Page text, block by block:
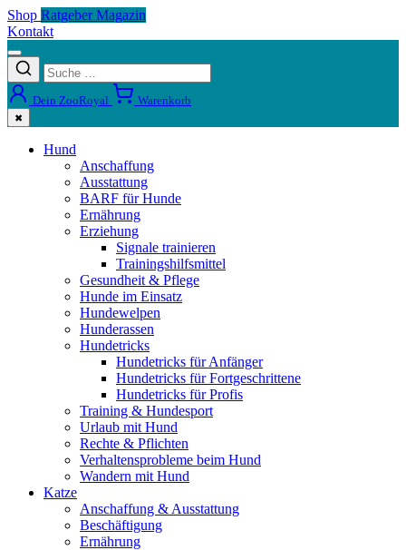
Shop Ratgeber Magazin
Kontakt
Dein ZooRoyal Warenkorb
✖
Hund
Anschaffung
Ausstattung
BARF für Hunde
Ernährung
Erziehung
Signale trainieren
Trainingshilfsmittel
Gesundheit & Pflege
Hunde im Einsatz
Hundewelpen
Hunderassen
Hundetricks
Hundetricks für Anfänger
Hundetricks für Fortgeschrittene
Hundetricks für Profis
Training & Hundesport
Urlaub mit Hund
Rechte & Pflichten
Verhaltensprobleme beim Hund
Wandern mit Hund
Katze
Anschaffung & Ausstattung
Beschäftigung
Ernährung